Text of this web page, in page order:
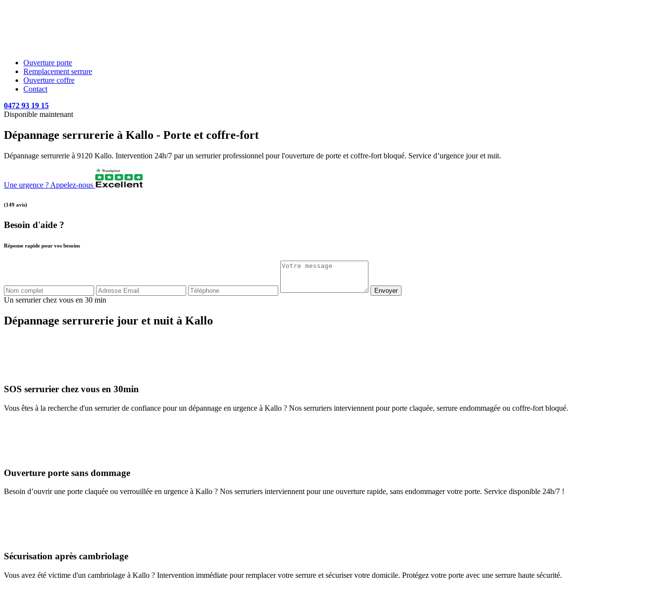
Ouverture porte
Remplacement serrure
Ouverture coffre
Contact
0472 93 19 15
Disponible maintenant
Dépannage serrurerie à Kallo - Porte et coffre-fort
Dépannage serrurerie à 9120 Kallo. Intervention 24h/7 par un serrurier professionnel pour l'ouverture de porte et coffre-fort bloqué. Service d’urgence jour et nuit.
Une urgence ? Appelez-nous
(149 avis)
Besoin d'aide ?
Réponse rapide pour vos besoins
Envoyer
Un serrurier chez vous en 30 min
Dépannage serrurerie jour et nuit à Kallo
SOS serrurier chez vous en 30min
Vous êtes à la recherche d'un serrurier de confiance pour un dépannage en urgence à Kallo ? Nos serruriers interviennent pour porte claquée, serrure endommagée ou coffre-fort bloqué.
Ouverture porte sans dommage
Besoin d’ouvrir une porte claquée ou verrouillée en urgence à Kallo ? Nos serruriers interviennent pour une ouverture rapide, sans endommager votre porte. Service disponible 24h/7 !
Sécurisation après cambriolage
Vous avez été victime d'un cambriolage à Kallo ? Intervention immédiate pour remplacer votre serrure et sécuriser votre domicile. Protégez votre porte avec une serrure haute sécurité.